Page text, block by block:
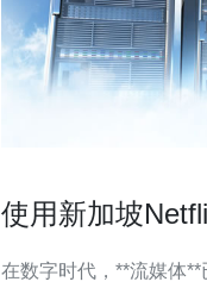
使用新加坡
在数字时代，**流媒体